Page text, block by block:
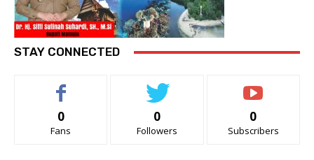
STAY CONNECTED
0
Fans
0
Followers
0
Subscribers